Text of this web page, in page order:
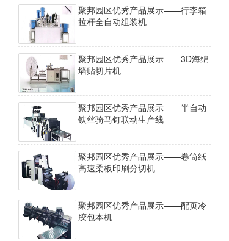
聚邦园区优秀产品展示——行李箱
拉杆全自动组装机
聚邦园区优秀产品展示——3D海绵
墙贴切片机
聚邦园区优秀产品展示——半自动
铁丝骑马钉联动生产线
聚邦园区优秀产品展示——卷筒纸
高速柔板印刷分切机
聚邦园区优秀产品展示——配页冷
胶包本机